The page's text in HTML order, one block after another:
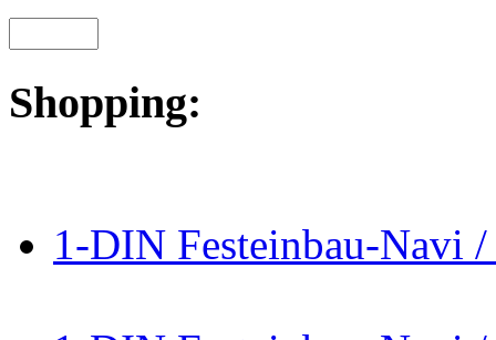
Shopping:
1-DIN Festeinbau-Navi